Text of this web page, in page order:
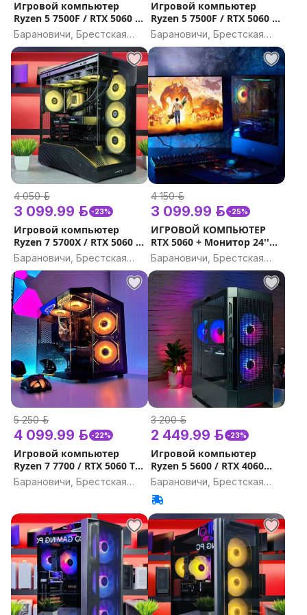
Игровой компьютер
Ryzen 5 7500F / RTX 5060 /
DDR5 32GB, 16GB / SSD
1000Gb Гарантия на
игровой ПК
Барановичи, Брестская
область
Игровой компьютер
Ryzen 5 7500F / RTX 5060 Ti
/ DDR5 32GB, 16GB / SSD
1000Gb Гарантия на
игровой ПК
Барановичи, Брестская
область
4 050 р.
3 099.99 р. -23%
Игровой компьютер
Ryzen 7 5700X / RTX 5060 Ti
/ 32GB, 16GB / Гарантия на
игровой ПК
Барановичи, Брестская
область
4 150 р.
3 099.99 р. -25%
ИГРОВОЙ КОМПЬЮТЕР
RTX 5060 + Монитор 24''
IPS Гарантия на игровой
компьютер
Барановичи, Брестская
область
5 250 р.
4 099.99 р. -22%
Игровой компьютер
Ryzen 7 7700 / RTX 5060 TI
16Gb / DDR5 32GB, 16GB /
SSD 1TB Гарантия на
Барановичи, Брестская
3 200 р.
2 449.99 р. -23%
Игровой компьютер
Ryzen 5 5600 / RTX 4060
8GB / 32GB, 16GB / 1Tb /
Гарантия на игровой ПК
Барановичи, Брестская
область